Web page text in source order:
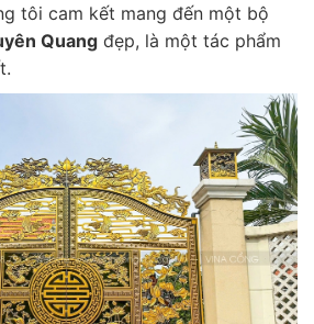
tôi cam kết mang đến một bộ
Quang đẹp, là một tác phẩm